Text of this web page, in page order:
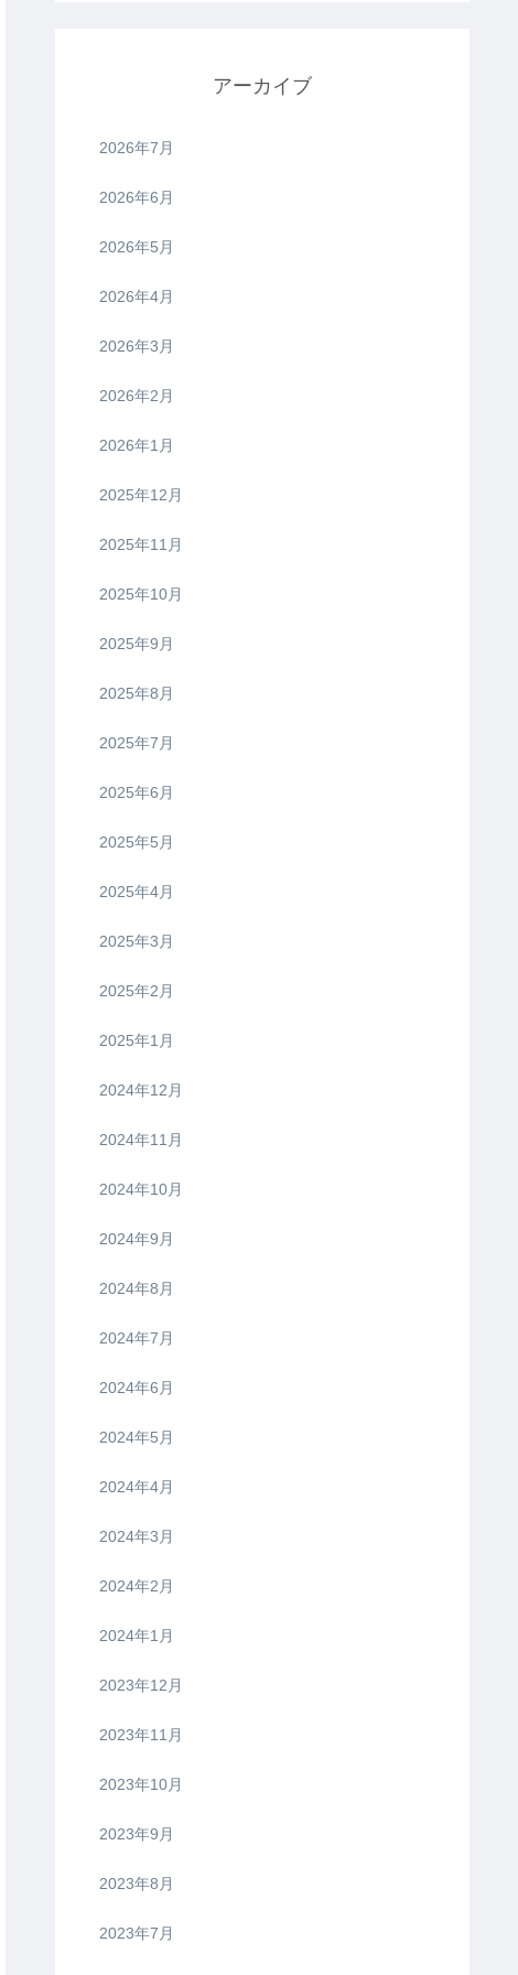
アーカイブ
2026年7月
2026年6月
2026年5月
2026年4月
2026年3月
2026年2月
2026年1月
2025年12月
2025年11月
2025年10月
2025年9月
2025年8月
2025年7月
2025年6月
2025年5月
2025年4月
2025年3月
2025年2月
2025年1月
2024年12月
2024年11月
2024年10月
2024年9月
2024年8月
2024年7月
2024年6月
2024年5月
2024年4月
2024年3月
2024年2月
2024年1月
2023年12月
2023年11月
2023年10月
2023年9月
2023年8月
2023年7月